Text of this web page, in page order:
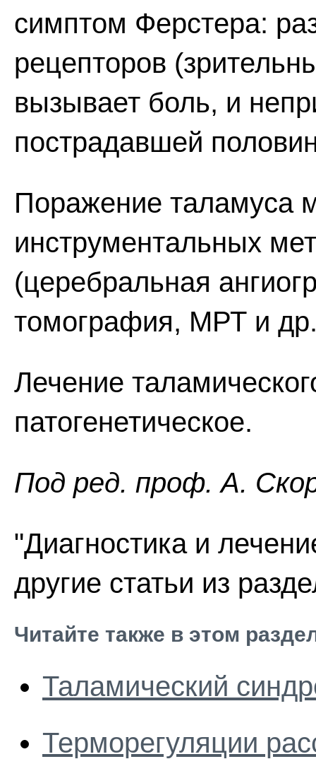
симптом Ферстера:
рецепторов
вызывает боль, и
пострадавшей
Поражение таламуса
инструментальных
(церебральная
томография, МРТ и
Лечение
патогенетическое.
Пoд peд. проф. А.
"Диагностика и
другие статьи из
Читайте также в этом
Таламический
Терморегуляции